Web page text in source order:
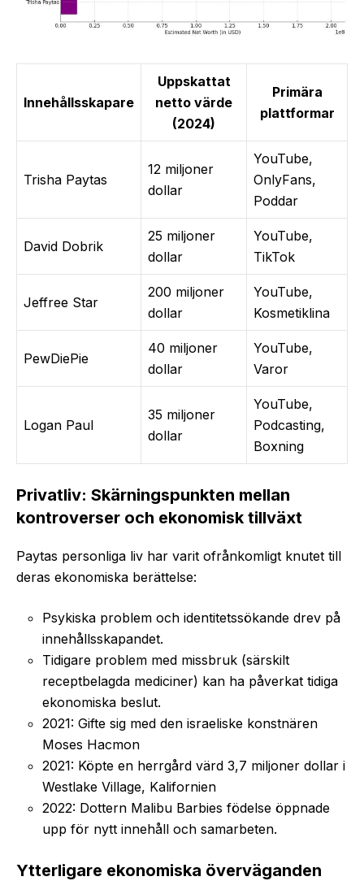
Innehållsskapare
Uppskattat
netto värde
(2024)
Primära
plattformar
Trisha Paytas
12 miljoner
dollar
YouTube,
OnlyFans,
Poddar
David Dobrik
25 miljoner
dollar
YouTube,
TikTok
Jeffree Star
200 miljoner
dollar
YouTube,
Kosmetiklina
PewDiePie
40 miljoner
dollar
YouTube,
Varor
Logan Paul
35 miljoner
dollar
YouTube,
Podcasting,
Boxning
Privatliv: Skärningspunkten mellan
kontroverser och ekonomisk tillväxt
Paytas personliga liv har varit ofrånkomligt knutet till
deras ekonomiska berättelse:
Psykiska problem och identitetssökande drev på
innehållsskapandet.
Tidigare problem med missbruk (särskilt
receptbelagda mediciner) kan ha påverkat tidiga
ekonomiska beslut.
2021: Gifte sig med den israeliske konstnären
Moses Hacmon
2021: Köpte en herrgård värd 3,7 miljoner dollar i
Westlake Village, Kalifornien
2022: Dottern Malibu Barbies födelse öppnade
upp för nytt innehåll och samarbeten.
Ytterligare ekonomiska överväganden